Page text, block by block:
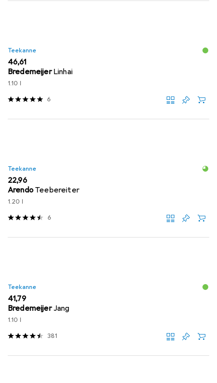
Teekanne
EUR
46,61
Bredemeijer Linhai
1.10 l
6
Teekanne
EUR
22,96
Arendo Teebereiter
1.20 l
6
Teekanne
EUR
41,79
Bredemeijer Jang
1.10 l
381